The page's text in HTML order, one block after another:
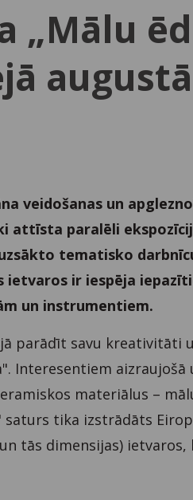
„Mālu
augustā
veidošanas un
attīsta paralēli
tematisko
ir iespēja
un instrumentiem.
parādīt savu kreativitāti
Interesentiem
materiālus –
saturs tika izstrādāts
tās dimensijas)